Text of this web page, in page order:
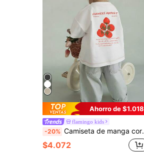
Ahorro de $1.018
flamingo kids
-20% Camiseta de manga corta con estampado de tomate "Mercado de Agricultores" para niñas bebés, top casual de cuello redondo
$4.072